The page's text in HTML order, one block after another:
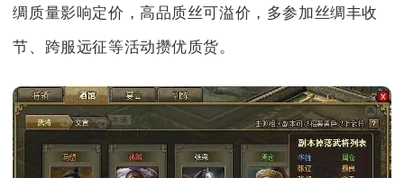
绸质量影响定价，高品质丝可溢价，多参加丝绸丰收
节、跨服远征等活动攒优质货。